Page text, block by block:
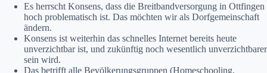
Es herrscht Konsens, dass die Breitbandversorgung in Ottfingen
hoch problematisch ist. Das möchten wir als Dorfgemeinschaft
ändern.
Konsens ist weiterhin das schnelles Internet bereits heute
unverzichtbar ist, und zukünftig noch wesentlich unverzichtbarer
sein wird.
Das betrifft alle Bevölkerungsgruppen (Homeschooling,